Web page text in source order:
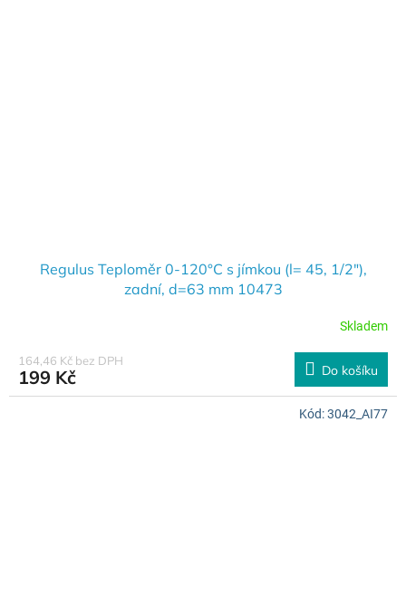
Regulus Teploměr 0-120°C s jímkou (l= 45, 1/2"),
zadní, d=63 mm 10473
Skladem
164,46 Kč bez DPH
199 Kč Do košíku
Kód:3042_AI77